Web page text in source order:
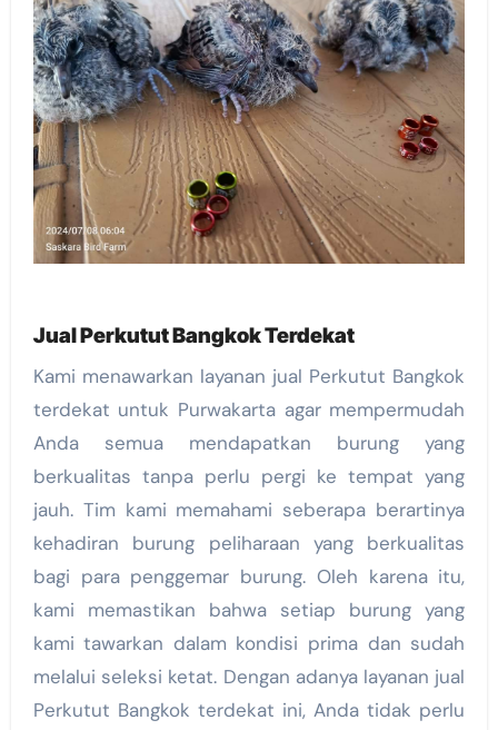
Jual Perkutut Bangkok Terdekat
Kami menawarkan layanan jual Perkutut Bangkok
terdekat untuk Purwakarta agar mempermudah
Anda semua mendapatkan burung yang
berkualitas tanpa perlu pergi ke tempat yang
jauh. Tim kami memahami seberapa berartinya
kehadiran burung peliharaan yang berkualitas
bagi para penggemar burung. Oleh karena itu,
kami memastikan bahwa setiap burung yang
kami tawarkan dalam kondisi prima dan sudah
melalui seleksi ketat. Dengan adanya layanan jual
Perkutut Bangkok terdekat ini, Anda tidak perlu